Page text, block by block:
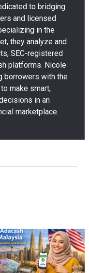
to bridging
and licensed
in the
they analyze and
SEC-registered
platforms. Nicole
borrowers with the
make smart,
in an
marketplace.